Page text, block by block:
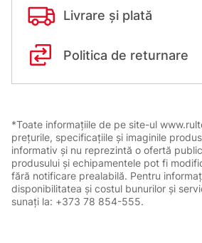
Livrare și plată
Politica de returnare
*Toate informațiile de pe site-ul
prețurile, specificațiile și imaginile
informativ și nu reprezintă o ofertă
produsului și echipamentele pot fi
fără notificare prealabilă. Pentru
disponibilitatea și costul bunurilor și
sunați la: +373 78 854-555.